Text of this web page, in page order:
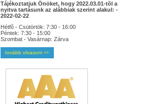
Tájékoztatjuk Önöket, hogy 2022.03.01-tõl a
nyitva tartásunk az alábbiak szerint alakul: -
2022-02-22
Hétfõ - Csütörtök: 7:30 - 16:00
Péntek: 7:30 - 15:00
Szombat - Vasárnap: Zárva
tovább olvasom >>